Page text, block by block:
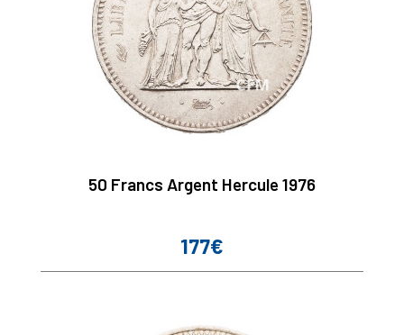
50 Francs Argent Hercule 1976
Prix
177€